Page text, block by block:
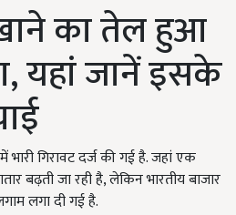
का तेल हुआ
यहां जानें इसके
गिरावट दर्ज की गई है. जहां एक
बढ़ती जा रही है, लेकिन भारतीय बाजार
लगा दी गई है.